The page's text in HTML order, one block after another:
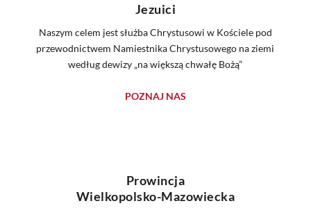
Jezuici
Naszym celem jest służba Chrystusowi w Kościele pod
przewodnictwem Namiestnika Chrystusowego na ziemi
według dewizy „na większą chwałę Bożą”
POZNAJ NAS
Prowincja
Wielkopolsko-Mazowiecka